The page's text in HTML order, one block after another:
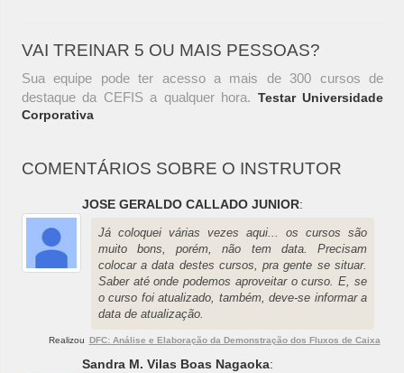
VAI TREINAR 5 OU MAIS PESSOAS?
Sua equipe pode ter acesso a mais de 300 cursos de
destaque da CEFIS a qualquer hora. Testar Universidade
Corporativa
COMENTÁRIOS SOBRE O INSTRUTOR
JOSE GERALDO CALLADO JUNIOR:
Já coloquei várias vezes aqui... os cursos são
muito bons, porém, não tem data. Precisam
colocar a data destes cursos, pra gente se situar.
Saber até onde podemos aproveitar o curso. E, se
o curso foi atualizado, também, deve-se informar a
data de atualização.
Realizou DFC: Análise e Elaboração da Demonstração dos Fluxos de Caixa
Sandra M. Vilas Boas Nagaoka: